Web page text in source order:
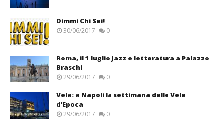
Dimmi Chi Sei!
30/06/2017 0
Roma, il 1 luglio Jazz e letteratura a Palazzo
Braschi
29/06/2017 0
Vela: a Napoli la settimana delle Vele
d’Epoca
29/06/2017 0